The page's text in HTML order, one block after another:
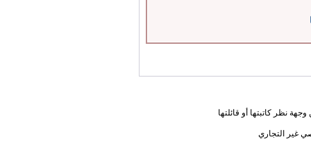
نظر كاتبتها أو قائلتها
غير التجاري